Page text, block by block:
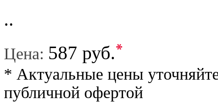
..
Цена: 587 руб.*
* Актуальные цены
публичной офертой